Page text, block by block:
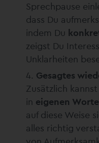
Sprechpause
dass Du
indem Du
zeigst Du
Unklarheiten
Gesagtes
Zusätzlich
in eigenen
auf diese Weise
alles richtig